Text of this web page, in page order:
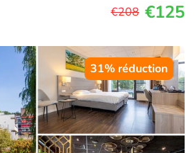
€208 €125
31% réduction